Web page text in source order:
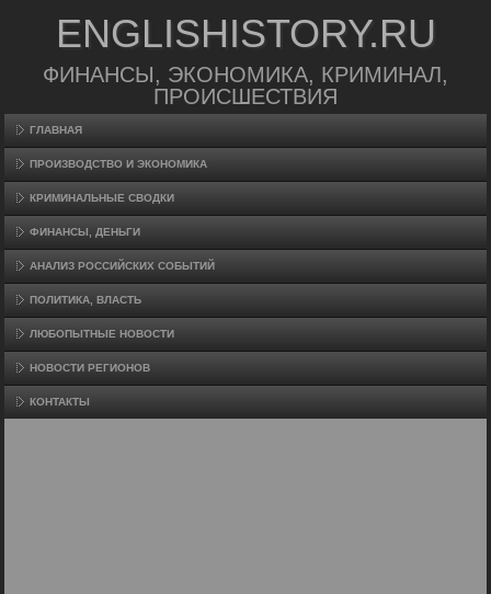
ENGLISHISTORY.RU
ФИНАНСЫ, ЭКОНОМИКА, КРИМИНАЛ,
ПРОИСШЕСТВИЯ
ГЛАВНАЯ
ПРОИЗВΟДСТВО И ЭКОНОМИКА
КРИМИНАЛЬНЫЕ СВОДКИ
ФИНАНСЫ, ДЕНЬГИ
АНАЛИЗ РОССИЙСКИХ СОБЫТИЙ
ПОЛИТИКА, ВЛАСТЬ
ЛЮБОПЫТНЫЕ НОВОСТИ
НОВОСТИ РЕГИОНОВ
КОНТАКТЫ